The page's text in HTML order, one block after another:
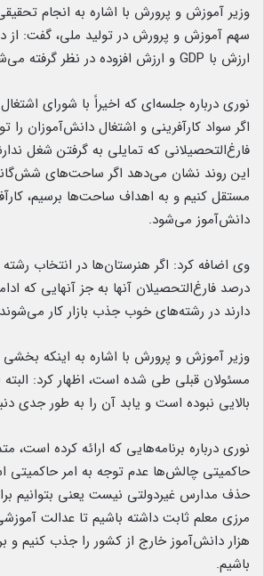
ارزش با GDP و ارزش افزوده در نظر گرفته می‌شود.
نوری درباره جلسه‌ای که اخیراً با شورای اشتغال
اگر سواد کارآفرینی و اشتغال‌ دانش‌آموزان را
فارغ‌التحصیلانی که تمایلی به گرفتن شغل
این روند نشان می‌دهد اگر ساحت‌های
مستقل کنیم و به اهداف ساحت‌ها برسیم،
دانش‌آموز می‌شود.
درصد فارغ‌التحصیلان آنها به جز آنهایی که
دارند در رشته‌های خوب جذب بازار کار
وزیر آموزش و پرورش با اشاره به اینکه
مسئولان قبلی طی شده است، اظهار کرد:
بالایی نبوده است و یابد آن را به طور جدی
نوری درباره برنامه‌هایی که ارائه کرده است،
حاکمیتی چالش‌ها عدم توجه به امر حاکمیتی
حذف مدارس غیردولتی نیست یعنی بتوانیم
هزار دانش‌آموز خارج از کشور را جذب کنیم و
باشیم.